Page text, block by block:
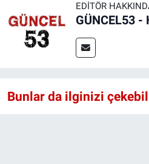
EDITÖR
GÜNCEL53
Bunlar da ilginizi